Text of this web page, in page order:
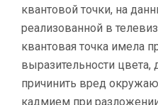
квантовой точки, на
реализованной в
квантовая точка имела
выразительности цвета,
причинить вред
кадмием при